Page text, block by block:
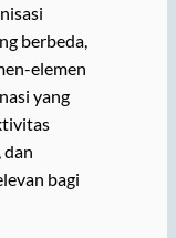
berbeda,
elemen
yang
dan
bagi